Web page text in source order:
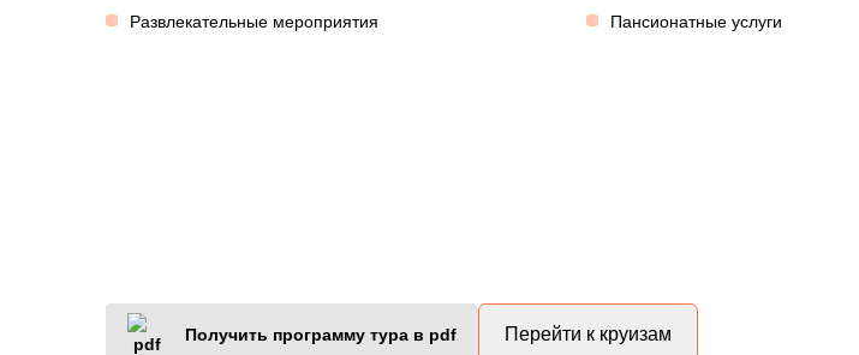
Развлекательные мероприятия
Пансионатные услуги
Получить программу тура в pdf Перейти к круизам